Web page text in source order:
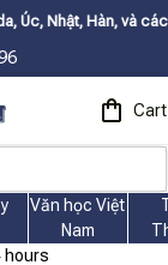
nước Châu Âu✨
Cart
Văn học Việt
Nam
hours